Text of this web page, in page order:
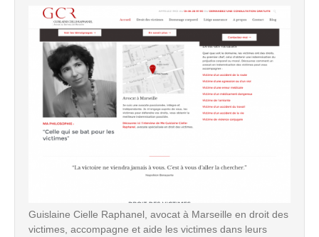
Guislaine Cielle Raphanel, avocat à Marseille en droit des
victimes, accompagne et aide les victimes dans leurs